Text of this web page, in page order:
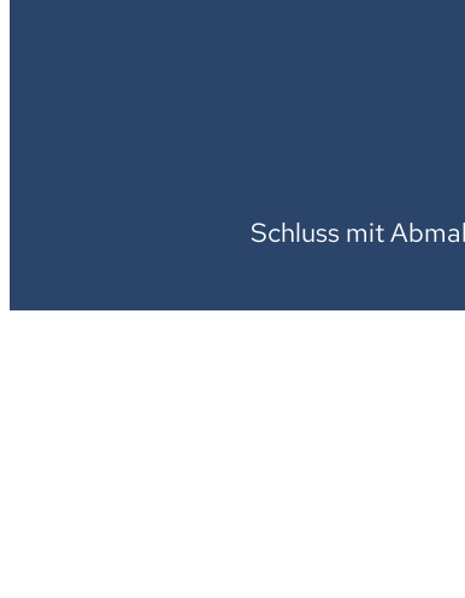
Schluss mit